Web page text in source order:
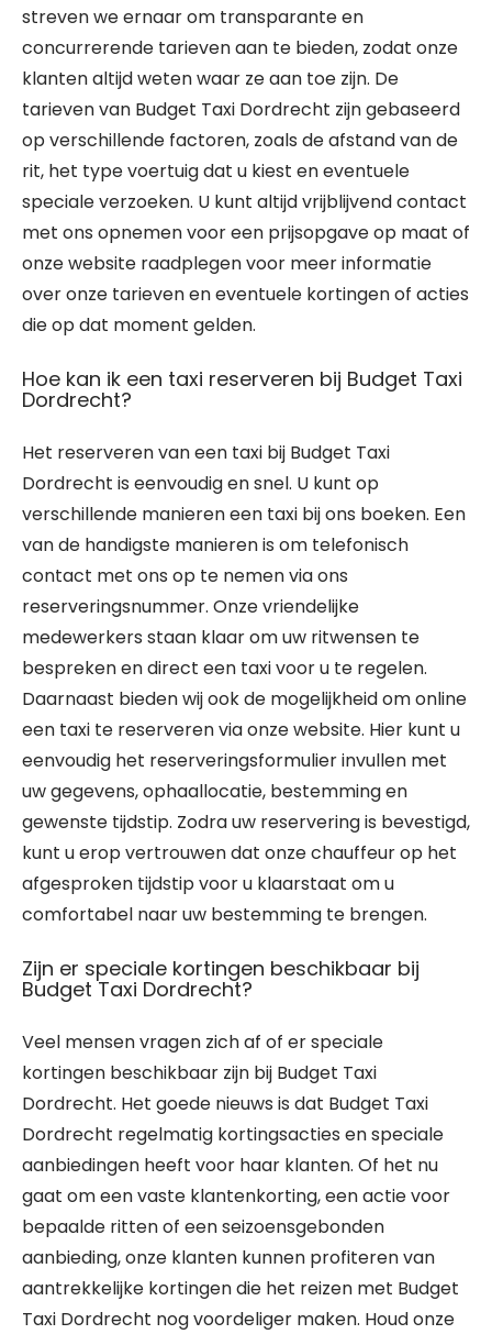
streven we ernaar om transparante en
concurrerende tarieven aan te bieden, zodat onze
klanten altijd weten waar ze aan toe zijn. De
tarieven van Budget Taxi Dordrecht zijn gebaseerd
op verschillende factoren, zoals de afstand van de
rit, het type voertuig dat u kiest en eventuele
speciale verzoeken. U kunt altijd vrijblijvend contact
met ons opnemen voor een prijsopgave op maat of
onze website raadplegen voor meer informatie
over onze tarieven en eventuele kortingen of acties
die op dat moment gelden.
Hoe kan ik een taxi reserveren bij Budget Taxi
Dordrecht?
Het reserveren van een taxi bij Budget Taxi
Dordrecht is eenvoudig en snel. U kunt op
verschillende manieren een taxi bij ons boeken. Een
van de handigste manieren is om telefonisch
contact met ons op te nemen via ons
reserveringsnummer. Onze vriendelijke
medewerkers staan klaar om uw ritwensen te
bespreken en direct een taxi voor u te regelen.
Daarnaast bieden wij ook de mogelijkheid om online
een taxi te reserveren via onze website. Hier kunt u
eenvoudig het reserveringsformulier invullen met
uw gegevens, ophaallocatie, bestemming en
gewenste tijdstip. Zodra uw reservering is bevestigd,
kunt u erop vertrouwen dat onze chauffeur op het
afgesproken tijdstip voor u klaarstaat om u
comfortabel naar uw bestemming te brengen.
Zijn er speciale kortingen beschikbaar bij
Budget Taxi Dordrecht?
Veel mensen vragen zich af of er speciale
kortingen beschikbaar zijn bij Budget Taxi
Dordrecht. Het goede nieuws is dat Budget Taxi
Dordrecht regelmatig kortingsacties en speciale
aanbiedingen heeft voor haar klanten. Of het nu
gaat om een vaste klantenkorting, een actie voor
bepaalde ritten of een seizoensgebonden
aanbieding, onze klanten kunnen profiteren van
aantrekkelijke kortingen die het reizen met Budget
Taxi Dordrecht nog voordeliger maken. Houd onze